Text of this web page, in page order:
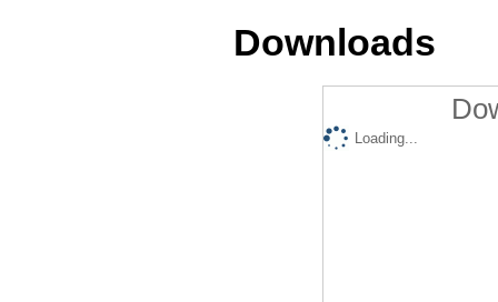
Downloads
Loading...